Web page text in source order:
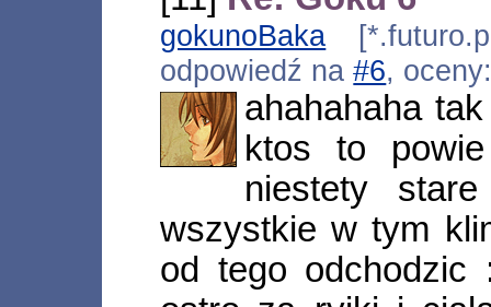
gokunoBaka
odpowiedź na#6,
ahahahaha
ktos to
niestety
wszystkie w tym
od tego odchodzic